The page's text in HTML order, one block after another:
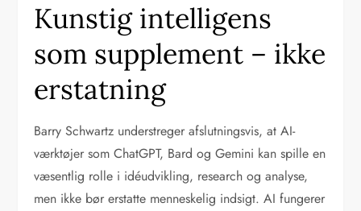
Kunstig intelligens
som supplement – ikke
erstatning
Barry Schwartz understreger afslutningsvis, at AI-
værktøjer som ChatGPT, Bard og Gemini kan spille en
væsentlig rolle i idéudvikling, research og analyse,
men ikke bør erstatte menneskelig indsigt. AI fungerer